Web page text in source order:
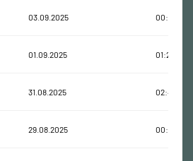
03.09.2025 00:45:43
01.09.2025 01:27:54
31.08.2025 02:42:11
29.08.2025 00:40:24